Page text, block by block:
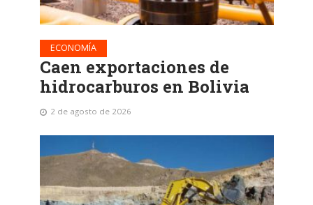
ECONOMÍA
Caen exportaciones de
hidrocarburos en Bolivia
2 de agosto de 2026